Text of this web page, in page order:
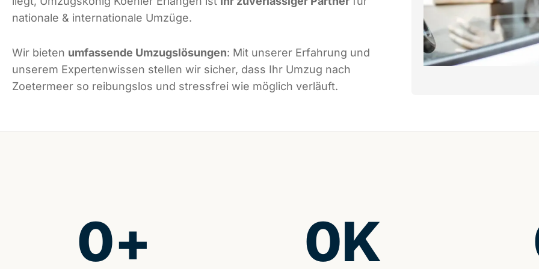
nationale & internationale Umzüge.
Wir bieten umfassende Umzugslösungen: Mit unserer Erfahrung und
unserem Expertenwissen stellen wir sicher, dass Ihr Umzug nach
Zoetermeer so reibungslos und stressfrei wie möglich verläuft.
0+ 0K